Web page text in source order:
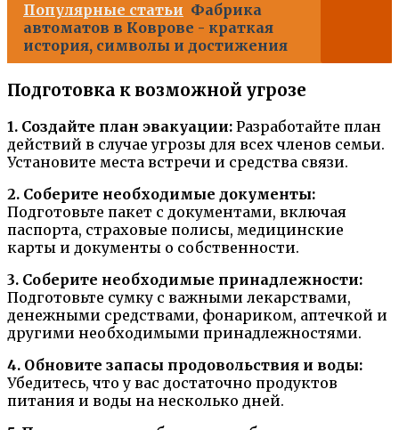
Популярные статьи Фабрика
автоматов в Коврове - краткая
история, символы и достижения
Подготовка к возможной угрозе
1. Создайте план эвакуации: Разработайте план
действий в случае угрозы для всех членов семьи.
Установите места встречи и средства связи.
2. Соберите необходимые документы:
Подготовьте пакет с документами, включая
паспорта, страховые полисы, медицинские
карты и документы о собственности.
3. Соберите необходимые принадлежности:
Подготовьте сумку с важными лекарствами,
денежными средствами, фонариком, аптечкой и
другими необходимыми принадлежностями.
4. Обновите запасы продовольствия и воды:
Убедитесь, что у вас достаточно продуктов
питания и воды на несколько дней.